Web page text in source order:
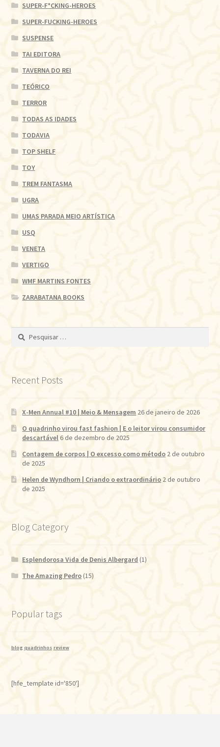
SUPER-F*CKING-HEROES
SUPER-FUCKING-HEROES
SUSPENSE
TAI EDITORA
TAVERNA DO REI
TEÓRICO
TERROR
TODAS AS IDADES
TODAVIA
TOP SHELF
TOY
TREM FANTASMA
UGRA
UMAS PARADA MEIO ARTÍSTICA
USQ
VENETA
VERTIGO
WMF MARTINS FONTES
ZARABATANA BOOKS
Pesquisar
Recent Posts
X-Men Annual #10 | Meio & Mensagem 26 de janeiro de 2026
O quadrinho virou fast fashion | E o leitor virou consumidor
descartável6 de dezembro de 2025
Contagem de corpos | O excesso como método 2 de outubro
de 2025
Helen de Wyndhorn | Criando o extraordinário 2 de outubro
de 2025
Blog Category
Esplendorosa Vida de Denis Albergard (1)
The Amazing Pedro (15)
Popular tags
blog quadrinhos review
[hfe_template id='850']